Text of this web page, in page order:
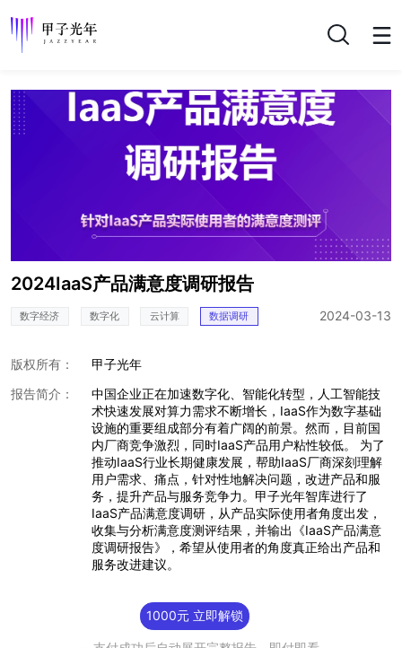
搜索
2024IaaS产品满意度调研报告
数字经济 数字化 云计算 数据调研 2024-03-13
版权所有：
甲子光年
报告简介：
中国企业正在加速数字化、智能化转型，人工智能技
术快速发展对算力需求不断增长，IaaS作为数字基础
设施的重要组成部分有着广阔的前景。然而，目前国
内厂商竞争激烈，同时IaaS产品用户粘性较低。 为了
推动IaaS行业长期健康发展，帮助IaaS厂商深刻理解
用户需求、痛点，针对性地解决问题，改进产品和服
务，提升产品与服务竞争力。甲子光年智库进行了
IaaS产品满意度调研，从产品实际使用者角度出发，
收集与分析满意度测评结果，并输出《IaaS产品满意
度调研报告》，希望从使用者的角度真正给出产品和
服务改进建议。
1000元 立即解锁